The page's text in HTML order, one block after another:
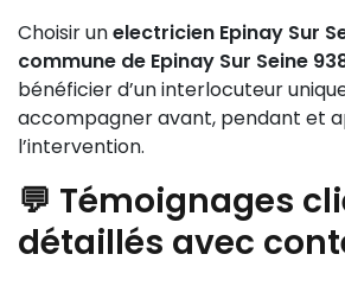
Choisir unelectricien Epinay Sur
commune de Epinay Sur Seine
bénéficier d’un interlocuteur
accompagner avant, pendant et
l’intervention.
💬 Témoignages
détaillés avec